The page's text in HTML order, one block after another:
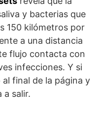
y bacterias que
150 kilómetros por
a una distancia
flujo contacta con
infecciones. Y si
final de la página y
a salir.